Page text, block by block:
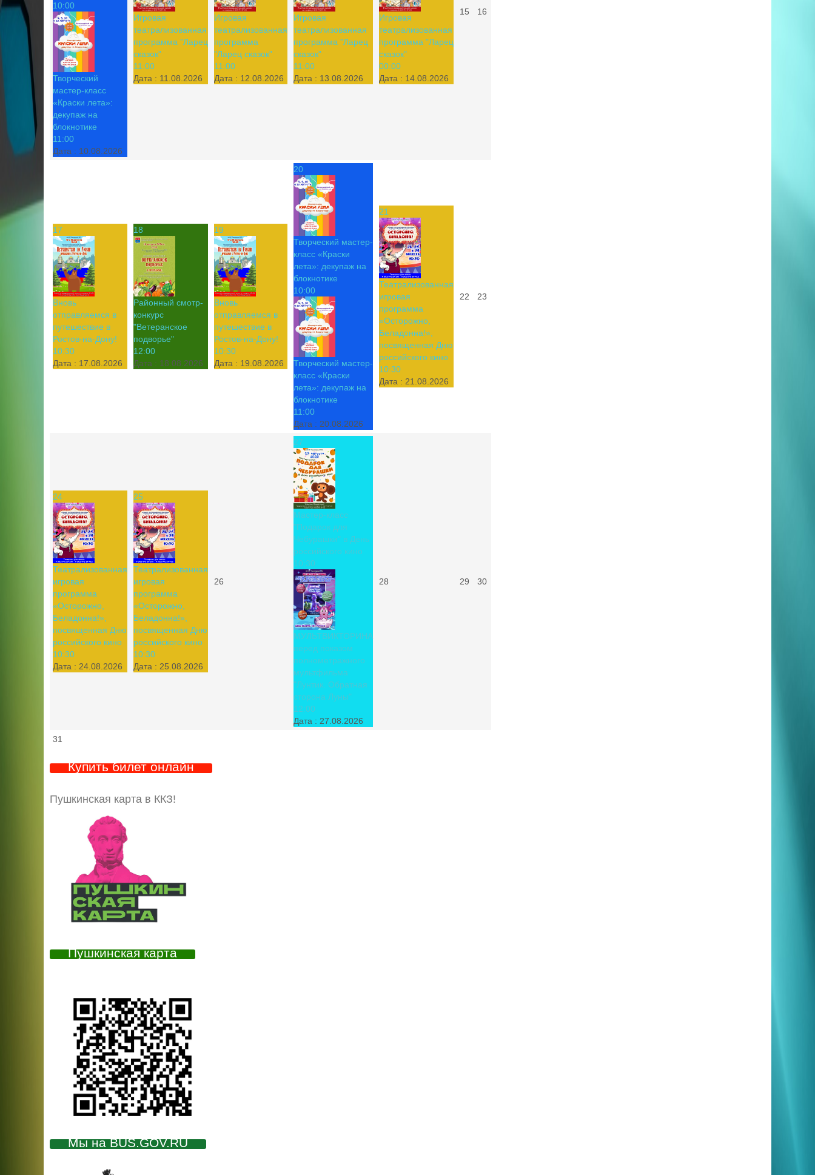
10:00
Творческий
мастер-класс
«Краски лета»:
декупаж на
блокнотике
11:00
Дата : 10.08.2026
Игровая
театрализованная
программа "Ларец
сказок"
11:00
Дата : 11.08.2026
Игровая
театрализованная
программа
"Ларец сказок"
11:00
Дата : 12.08.2026
Игровая
театрализованная
программа "Ларец
сказок"
11:00
Дата : 13.08.2026
Игровая
театрализованная
программа "Ларец
сказок"
00:00
Дата : 14.08.2026
15 16
17
Вновь
отправляемся в
путешествие в
Ростов-на-Дону!
10:30
Дата : 17.08.2026
18
Районный смотр-
конкурс
"Ветеранское
подворье"
12:00
Дата : 18.08.2026
19
Вновь
отправляемся в
путешествие в
Ростов-на-Дону!
10:30
Дата : 19.08.2026
20
Творческий мастер-
класс «Краски
лета»: декупаж на
блокнотике
10:00
Творческий мастер-
класс «Краски
лета»: декупаж на
блокнотике
11:00
Дата : 20.08.2026
21
Театрализованная
игровая
программа
«Осторожно,
Беладонна!»,
посвященная Дню
российского кино
10:30
Дата : 21.08.2026
22 23
24
Театрализованная
игровая
программа
«Осторожно,
Беладонна!»,
посвященная Дню
российского кино
10:30
Дата : 24.08.2026
25
Театрализованная
игровая
программа
«Осторожно,
Беладонна!»,
посвященная Дню
российского кино
10:30
Дата : 25.08.2026
26
27
Мастер-класс
"Подарок для
Чебурашки" в День
российского кино
10:30
МУЛЬТВИКТОРИНА
перед показом
полнометражного
мультфильма
"Лунтик. Обратная
сторона Луны"
12:00
Дата : 27.08.2026
28 29 30
31
Купить билет онлайн
Пушкинская карта в ККЗ!
Пушкинская карта
Мы на BUS.GOV.RU